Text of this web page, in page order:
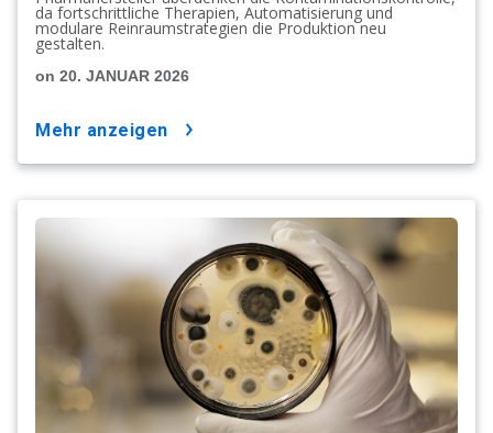
da fortschrittliche Therapien, Automatisierung und
modulare Reinraumstrategien die Produktion neu
gestalten.
on 20. JANUAR 2026
mehr anzeigen